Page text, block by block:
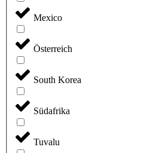
Mexico
Österreich
South Korea
Südafrika
Tuvalu